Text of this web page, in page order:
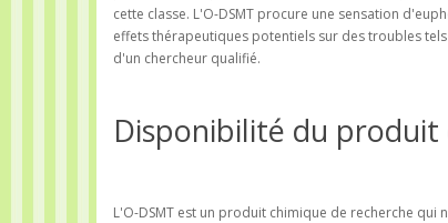
cette classe. L'O-DSMT procure une sensation
effets thérapeutiques potentiels sur des troubles
d'un chercheur qualifié.
Disponibilité du produit
L'O-DSMT est un produit chimique de recherche